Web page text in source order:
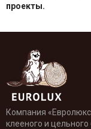
проекты.
Компания
клееного и цельного